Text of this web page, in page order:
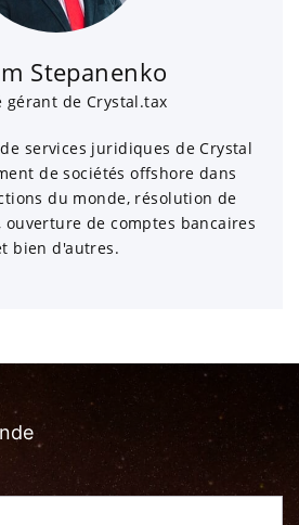
Stepanenko
gérant de Crystal.tax
services juridiques de Crystal
de sociétés offshore dans
du monde, résolution de
ouverture de comptes bancaires
bien d'autres.